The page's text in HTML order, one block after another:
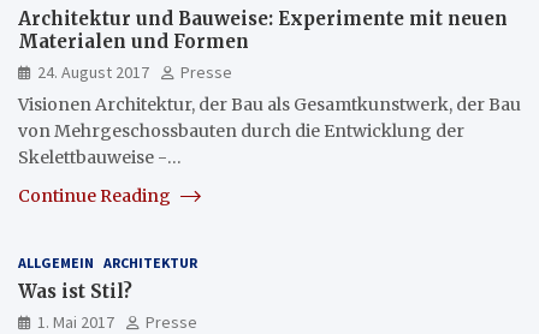
Architektur und Bauweise: Experimente mit neuen
Materialen und Formen
24. August 2017
Presse
Visionen Architektur, der Bau als Gesamtkunstwerk, der Bau
von Mehrgeschossbauten durch die Entwicklung der
Skelettbauweise -…
Continue Reading
ALLGEMEIN ARCHITEKTUR
Was ist Stil?
1. Mai 2017
Presse